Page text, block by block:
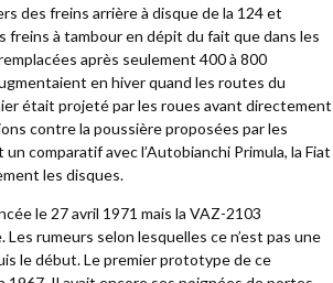
des freins arrière à disque de la 124 et
à tambour en dépit du fait que dans les
après seulement 400 à 800
en hiver quand les routes du
était projeté par les roues avant directement
contre la poussière proposées par les
comparatif avec l’Autobianchi Primula, la Fiat
les disques.
le 27 avril 1971 mais la VAZ-2103
rumeurs selon lesquelles ce n’est pas une
le début. Le premier prototype de ce